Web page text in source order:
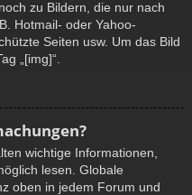
zu Bildern, die nur nach
Hotmail- oder Yahoo-
Seiten usw. Um das Bild
„[img]“.
wichtige Informationen,
lesen. Globale
oben in jedem Forum und